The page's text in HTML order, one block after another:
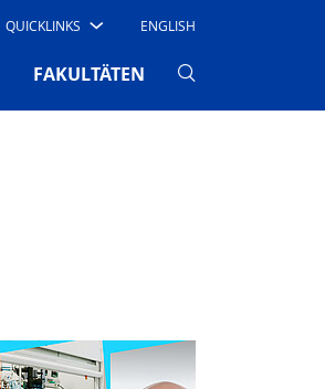
QUICKLINKS ENGLISH
(CURRENT)
FAKULTÄTEN